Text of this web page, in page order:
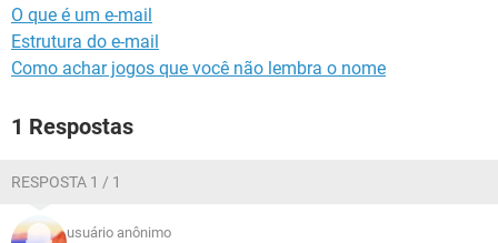
O que é um e-mail
Estrutura do e-mail
Como achar jogos que você não lembra o nome
1 Respostas
RESPOSTA 1 / 1
usuário anônimo